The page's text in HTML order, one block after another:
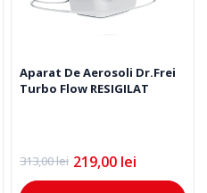
Aparat De Aerosoli Dr.Frei
Turbo Flow RESIGILAT
313,00lei
Prețul
inițial
219,00 lei
Prețul
curent